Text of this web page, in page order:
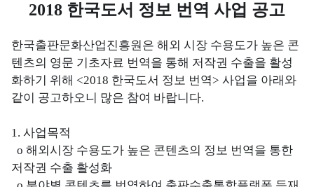
2018 한국도서 정보 번역 사업 공고
한국출판문화산업진흥원은 해외 시장 수용도가 높은 콘
텐츠의 영문 기초자료 번역을 통해 저작권 수출을 활성
화하기 위해 <2018 한국도서 정보 번역> 사업을 아래와
같이 공고하오니 많은 참여 바랍니다.
1. 사업목적
o 해외시장 수용도가 높은 콘텐츠의 정보 번역을 통한
저작권 수출 활성화